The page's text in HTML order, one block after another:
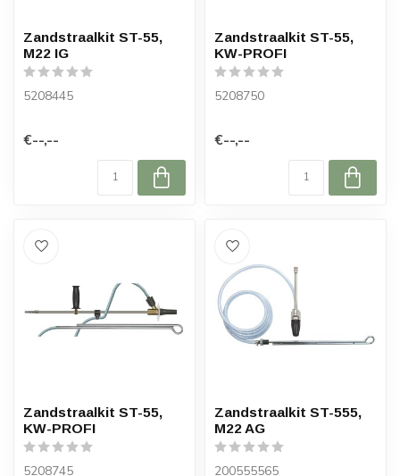
Zandstraalkit ST-55,
M22 IG
5208445
€--,--
Zandstraalkit ST-55,
KW-PROFI
5208750
€--,--
Zandstraalkit ST-55,
KW-PROFI
5208745
Zandstraalkit ST-555,
M22 AG
200555565